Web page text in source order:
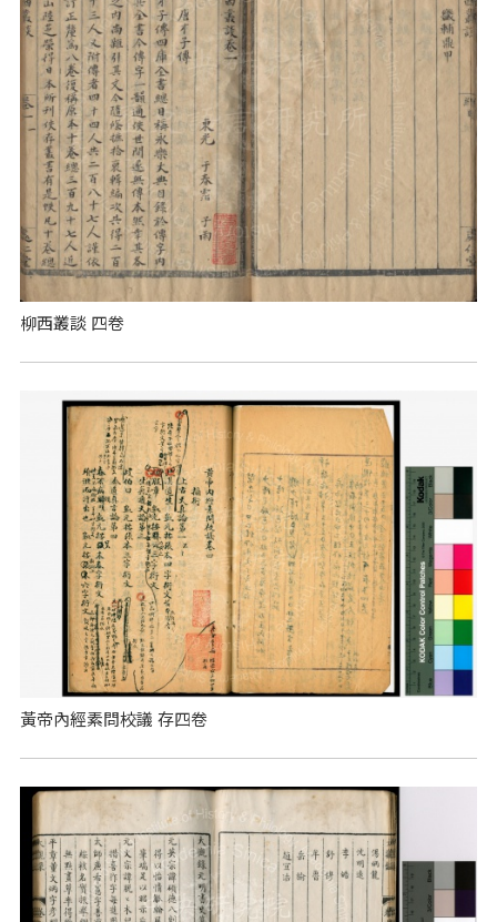
柳西叢談 四卷
黃帝內經素問校議 存四卷